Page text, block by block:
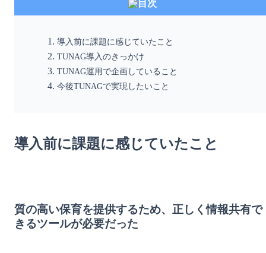
目次
導入前に課題に感じていたこと
TUNAG導入のきっかけ
TUNAG運用で企画していること
今後TUNAGで実現したいこと
導入前に課題に感じていたこと
質の高い保育を提供するため、正しく情報共有で
きるツールが必要だった